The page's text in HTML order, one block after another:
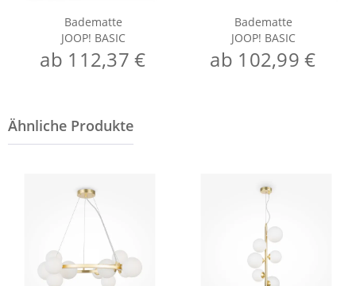
Badematte
JOOP! BASIC
ab 112,37 €
Badematte
JOOP! BASIC
ab 102,99 €